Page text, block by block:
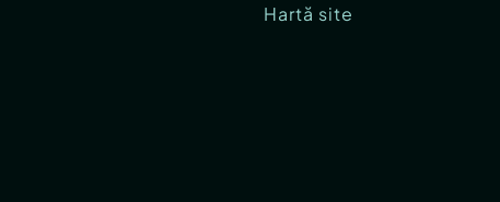
Hartă site